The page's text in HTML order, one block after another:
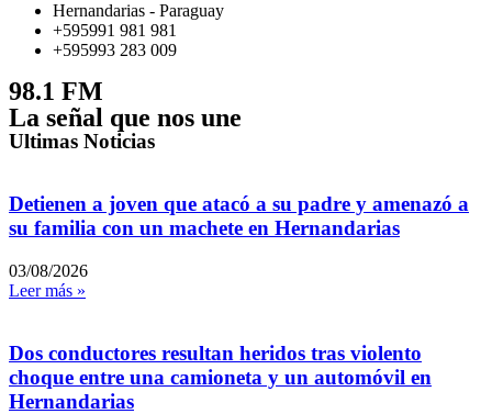
Hernandarias - Paraguay
+595991 981 981
+595993 283 009
98.1 FM
La señal que nos une
Ultimas Noticias
Detienen a joven que atacó a su padre y amenazó a
su familia con un machete en Hernandarias
03/08/2026
Leer más »
Dos conductores resultan heridos tras violento
choque entre una camioneta y un automóvil en
Hernandarias